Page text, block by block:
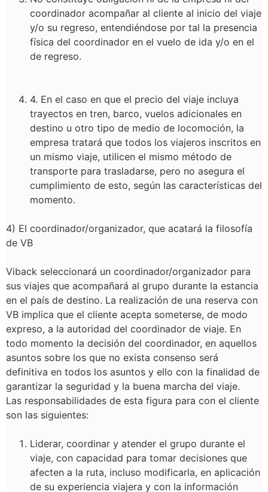
coordinador acompañar al cliente al inicio del viaje
y/o su regreso, entendiéndose por tal la presencia
física del coordinador en el vuelo de ida y/o en el
de regreso.
4. En el caso en que el precio del viaje incluya
trayectos en tren, barco, vuelos adicionales en
destino u otro tipo de medio de locomoción, la
empresa tratará que todos los viajeros inscritos en
un mismo viaje, utilicen el mismo método de
transporte para trasladarse, pero no asegura el
cumplimiento de esto, según las características del
momento.
4) El coordinador/organizador, que acatará la filosofía
de VB
Viback seleccionará un coordinador/organizador para
sus viajes que acompañará al grupo durante la estancia
en el país de destino. La realización de una reserva con
VB implica que el cliente acepta someterse, de modo
expreso, a la autoridad del coordinador de viaje. En
todo momento la decisión del coordinador, en aquellos
asuntos sobre los que no exista consenso será
definitiva en todos los asuntos y ello con la finalidad de
garantizar la seguridad y la buena marcha del viaje.
Las responsabilidades de esta figura para con el cliente
son las siguientes:
Liderar, coordinar y atender el grupo durante el
viaje, con capacidad para tomar decisiones que
afecten a la ruta, incluso modificarla, en aplicación
de su experiencia viajera y con la información